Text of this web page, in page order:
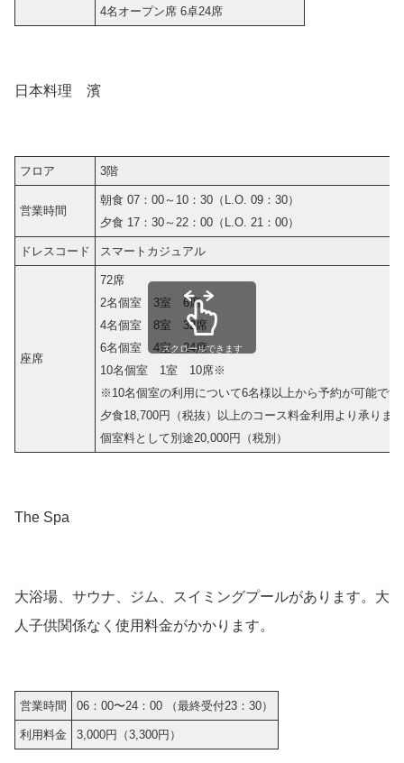
4名オープン席 6卓24席
日本料理 濱
フロア 3階
営業時間
朝食 07：00～10：30（L.O. 09：30）
夕食 17：30～22：00（L.O. 21：00）
ドレスコード スマートカジュアル
座席
72席
2名個室 3室 6席
4名個室 8室 32席
6名個室 4室 24席
10名個室 1室 10席※
※10名個室の利用について6名様以上から予約が可能です
夕食18,700円（税抜）以上のコース料金利用より承りま
個室料として別途20,000円（税別）
スクロールできます
The Spa
大浴場、サウナ、ジム、スイミングプールがあります。大
人子供関係なく使用料金がかかります。
営業時間 06：00〜24：00 （最終受付23：30）
利用料金 3,000円（3,300円）